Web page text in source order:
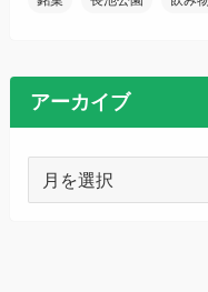
アーカイブ